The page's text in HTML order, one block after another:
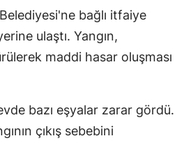
bağlı itfaiye
ulaştı. Yangın,
maddi hasar oluşması
bazı eşyalar zarar gördü.
çıkış sebebini